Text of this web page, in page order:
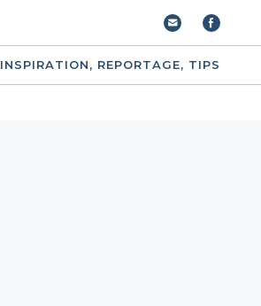
INSPIRATION, REPORTAGE, TIPS